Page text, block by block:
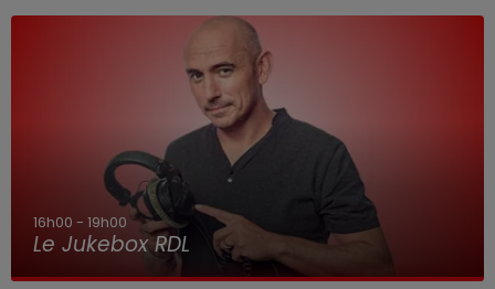
16h00 - 19h00
Le Jukebox RDL